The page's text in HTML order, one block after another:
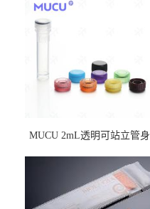
MUCU 2mL透明可站立管身